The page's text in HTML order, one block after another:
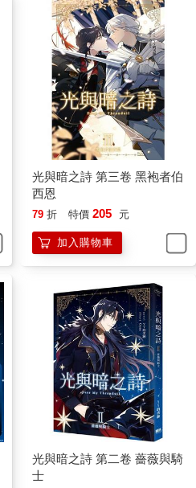
光與暗之詩 第三卷 黑袍者伯
西恩
79 折 特價 205 元
加入購物車
光與暗之詩 第二卷 薔薇與騎
士